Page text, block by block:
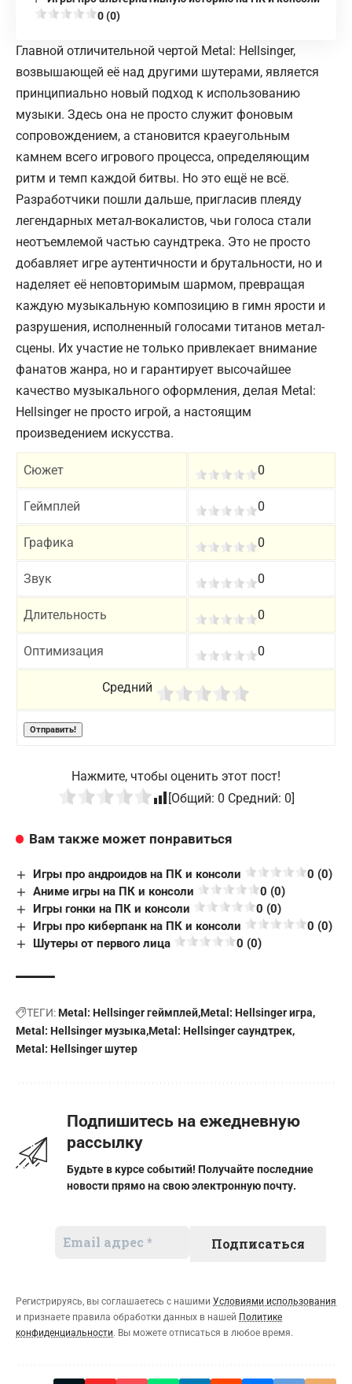
0 (0)
Главной отличительной чертой Metal: Hellsinger,
возвышающей её над другими шутерами, является
принципиально новый подход к использованию
музыки. Здесь она не просто служит фоновым
сопровождением, а становится краеугольным
камнем всего игрового процесса, определяющим
ритм и темп каждой битвы. Но это ещё не всё.
Разработчики пошли дальше, пригласив плеяду
легендарных метал-вокалистов, чьи голоса стали
неотъемлемой частью саундтрека. Это не просто
добавляет игре аутентичности и брутальности, но и
наделяет её неповторимым шармом, превращая
каждую музыкальную композицию в гимн ярости и
разрушения, исполненный голосами титанов метал-
сцены. Их участие не только привлекает внимание
фанатов жанра, но и гарантирует высочайшее
качество музыкального оформления, делая Metal:
Hellsinger не просто игрой, а настоящим
произведением искусства.
Сюжет 0
Геймплей 0
Графика 0
Звук 0
Длительность 0
Оптимизация 0
Средний
Нажмите, чтобы оценить этот пост!
[Общий: 0 Средний: 0]
Вам также может понравиться
Игры про андроидов на ПК и консоли
0 (0)
Аниме игры на ПК и консоли
0 (0)
Игры гонки на ПК и консоли
0 (0)
Игры про киберпанк на ПК и консоли
0 (0)
Шутеры от первого лица
0 (0)
ТЕГИ:Metal: Hellsinger геймплейMetal: Hellsinger игра
Metal: Hellsinger музыка Metal: Hellsinger саундтрек
Metal: Hellsinger шутер
Подпишитесь на ежедневную
рассылку
Будьте в курсе событий! Получайте последние
новости прямо на свою электронную почту.
Регистрируясь, вы соглашаетесь с нашими Условиями использования
и признаете правила обработки данных в нашей Политике
конфиденциальности. Вы можете отписаться в любое время.